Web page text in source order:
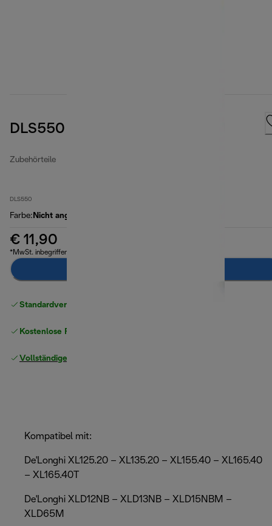
DLS550 EPA air filter
Zubehörteile
DLS550
Farbe: Nicht angegeben
€ 11,90
*MwSt. inbegriffen
Standardversand kostenlos
Kostenlose Rücksendungen
Vollständige Herstellergarantie
Kompatibel mit:
De'Longhi XL125.20 – XL135.20 – XL155.40 – XL165.40
– XL165.40T
De'Longhi XLD12NB – XLD13NB – XLD15NBM –
XLD65M